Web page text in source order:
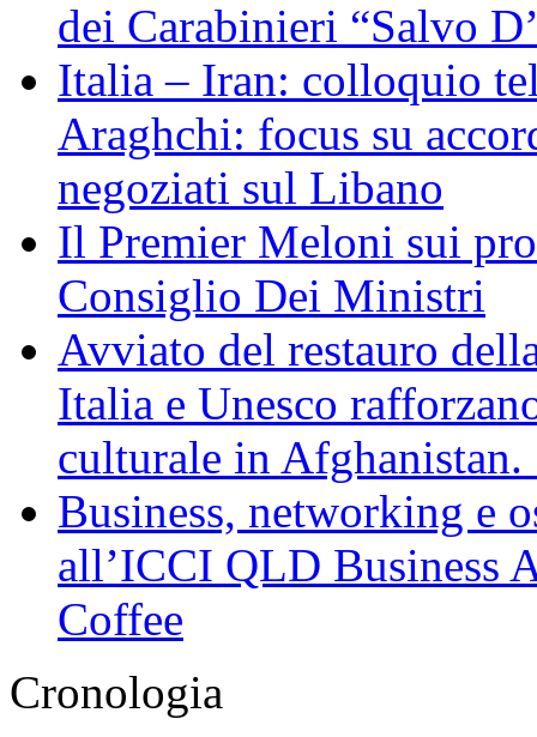
dei Carabinieri “Salvo
Italia – Iran: colloquio
Araghchi: focus su
negoziati sul Libano
Il Premier Meloni sui
Consiglio Dei Ministri
Avviato del restauro
Italia e Unesco
culturale in
Business, networking e
all’ICCI QLD Business
Coffee
Cronologia